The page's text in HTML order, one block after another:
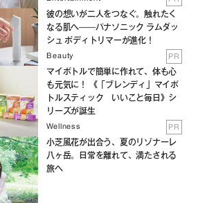
彼の想いが二人をつなぐ。触れたく
なる肌へ──パナソニック ラムダッ
シュ ボディトリマーが進化！
Beauty PR
マイボトルで簡単に作れて、体も心
も元気に！ 《「ブレンディ」マイボ
トルスティック いいこと毎日》シ
リーズが誕生
Wellness PR
小芝風花が出合う、夏のリゾナーレ
八ヶ岳。日常を離れて、満たされる
旅へ